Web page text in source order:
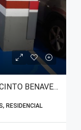
VENTA PLAZA DE GARAJE EN JACINTO BENAVENTE. BARRIO DE JUDIZMENDI.
RESIDENCIAL